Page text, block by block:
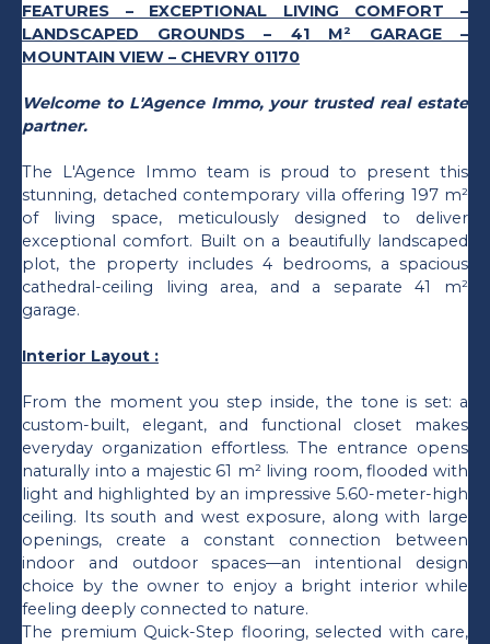
FEATURES – EXCEPTIONAL LIVING COMFORT –
LANDSCAPED GROUNDS – 41 M² GARAGE –
MOUNTAIN VIEW – CHEVRY 01170
Welcome to L'Agence Immo, your trusted real estate
partner.
The L'Agence Immo team is proud to present this
stunning, detached contemporary villa offering 197 m²
of living space, meticulously designed to deliver
exceptional comfort. Built on a beautifully landscaped
plot, the property includes 4 bedrooms, a spacious
cathedral-ceiling living area, and a separate 41 m²
garage.
Interior Layout :
From the moment you step inside, the tone is set: a
custom-built, elegant, and functional closet makes
everyday organization effortless. The entrance opens
naturally into a majestic 61 m² living room, flooded with
light and highlighted by an impressive 5.60-meter-high
ceiling. Its south and west exposure, along with large
openings, create a constant connection between
indoor and outdoor spaces—an intentional design
choice by the owner to enjoy a bright interior while
feeling deeply connected to nature.
The premium Quick-Step flooring, selected with care,